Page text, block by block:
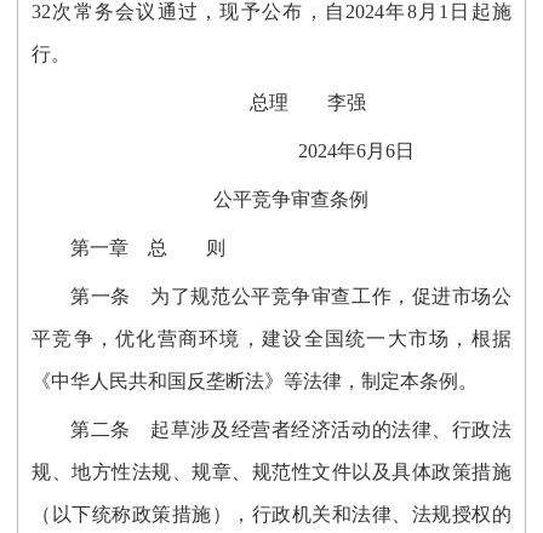
32次常务会议通过，现予公布，自2024年8月1日起施
行。
总理 李强
2024年6月6日
公平竞争审查条例
第一章 总 则
第一条 为了规范公平竞争审查工作，促进市场公
平竞争，优化营商环境，建设全国统一大市场，根据
《中华人民共和国反垄断法》等法律，制定本条例。
第二条 起草涉及经营者经济活动的法律、行政法
规、地方性法规、规章、规范性文件以及具体政策措施
（以下统称政策措施），行政机关和法律、法规授权的